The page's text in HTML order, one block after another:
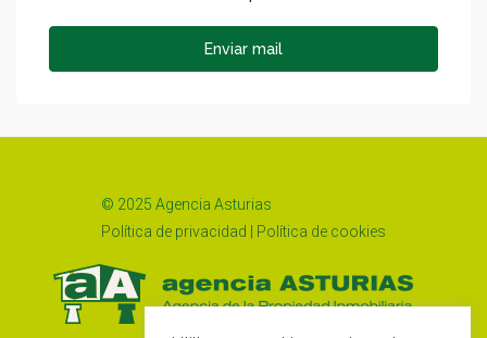
Enviar mail
© 2025 Agencia Asturias
Política de privacidad
Política de cookies